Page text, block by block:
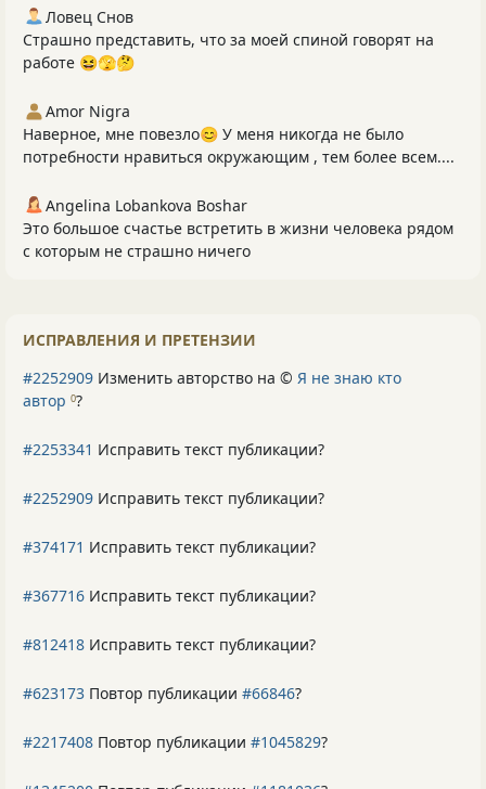
Ловец Снов
Страшно представить, что за моей спиной говорят на
работе 😆🫣🤔
Amor Nigra
Наверное, мне повезло😊 У меня никогда не было
потребности нравиться окружающим , тем более всем....
Angelina Lobankova Boshar
Это большое счастье встретить в жизни человека рядом
с которым не страшно ничего
ИСПРАВЛЕНИЯ И ПРЕТЕНЗИИ
#2252909 Изменить авторство на © Я не знаю кто
автор 0?
#2253341 Исправить текст публикации?
#2252909 Исправить текст публикации?
#374171 Исправить текст публикации?
#367716 Исправить текст публикации?
#812418 Исправить текст публикации?
#623173 Повтор публикации #66846?
#2217408 Повтор публикации #1045829?